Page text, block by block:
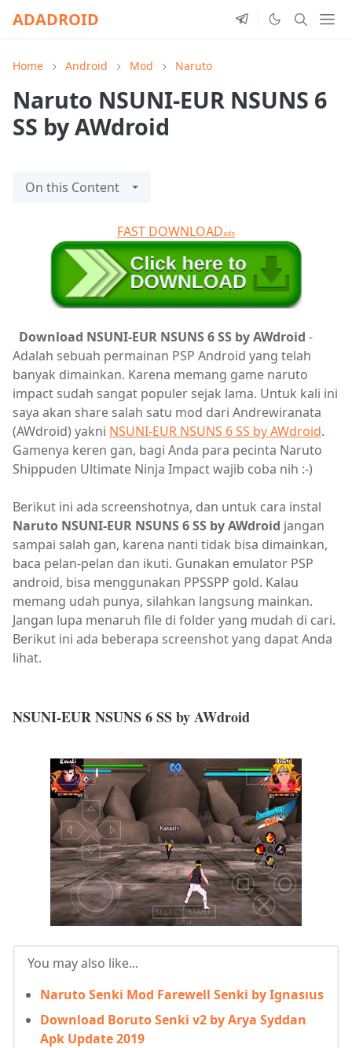
ADADROID
Home Android Mod Naruto
Naruto NSUNI-EUR NSUNS 6
SS by AWdroid
On this Content
FAST DOWNLOADads
Download NSUNI-EUR NSUNS 6 SS by AWdroid -
Adalah sebuah permainan PSP Android yang telah
banyak dimainkan. Karena memang game naruto
impact sudah sangat populer sejak lama. Untuk kali ini
saya akan share salah satu mod dari Andrewiranata
(AWdroid) yakni NSUNI-EUR NSUNS 6 SS by AWdroid.
Gamenya keren gan, bagi Anda para pecinta Naruto
Shippuden Ultimate Ninja Impact wajib coba nih :-)
Berikut ini ada screenshotnya, dan untuk cara instal
Naruto NSUNI-EUR NSUNS 6 SS by AWdroid jangan
sampai salah gan, karena nanti tidak bisa dimainkan,
baca pelan-pelan dan ikuti. Gunakan emulator PSP
android, bisa menggunakan PPSSPP gold. Kalau
memang udah punya, silahkan langsung mainkan.
Jangan lupa menaruh file di folder yang mudah di cari.
Berikut ini ada beberapa screenshot yang dapat Anda
lihat.
NSUNI-EUR NSUNS 6 SS by AWdroid
You may also like...
Naruto Senki Mod Farewell Senki by Ignasıus
Download Boruto Senki v2 by Arya Syddan
Apk Update 2019